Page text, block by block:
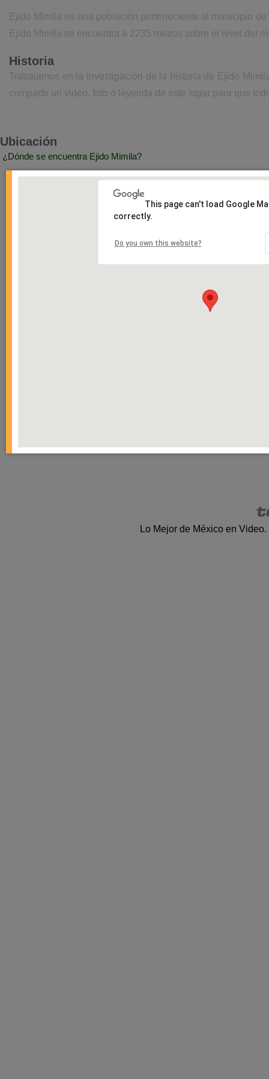
Ejido Mimila es una población perteneciente al municipio
Ejido Mimila se encuentra a 2235 metros sobre el nivel del
Historia
Trabajamos en la investigación de la historia de Ejido
compartir un video, foto o leyenda de este lugar para que
Ubicación
¿Dónde se encuentra Ejido Mimila?
This page can't load Google
correctly.
Do you own this website?
Lo Mejor de México en